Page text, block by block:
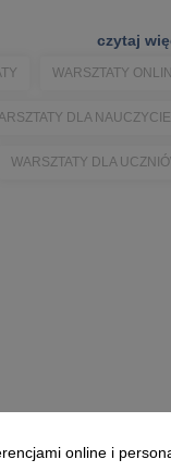
czytaj
WARSZTATY
DLA
WARSZTATY DLA
online i